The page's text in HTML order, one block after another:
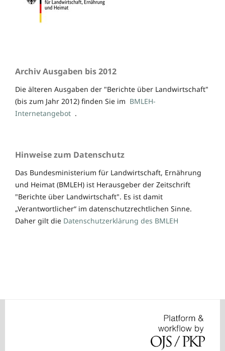
Archiv Ausgaben bis 2012
Die älteren Ausgaben der "Berichte über Landwirtschaft"
(bis zum Jahr 2012) finden Sie im BMLEH-
Internetangebot .
Hinweise zum Datenschutz
Das Bundesministerium für Landwirtschaft, Ernährung
und Heimat (BMLEH) ist Herausgeber der Zeitschrift
"Berichte über Landwirtschaft". Es ist damit
„Verantwortlicher“ im datenschutzrechtlichen Sinne.
Daher gilt die Datenschutzerklärung des BMLEH